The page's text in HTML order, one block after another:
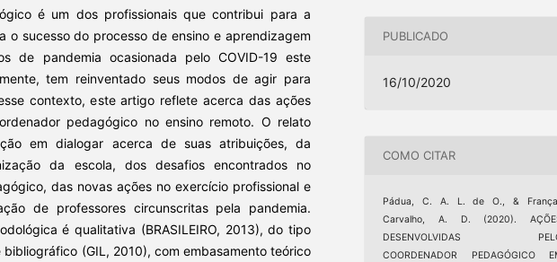
é um dos profissionais que contribui para a
o sucesso do processo de ensino e aprendizagem
de pandemia ocasionada pelo COVID-19 este
tem reinventado seus modos de agir para
contexto, este artigo reflete acerca das ações
pedagógico no ensino remoto. O relato
em dialogar acerca de suas atribuições, da
da escola, dos desafios encontrados no
das novas ações no exercício profissional e
de professores circunscritas pela pandemia.
é qualitativa (BRASILEIRO, 2013), do tipo
(GIL, 2010), com embasamento teórico
PUBLICADO
16/10/2020
COMO CITAR
Pádua, C. A. L. de O., &
Carvalho, A. D. (2020).
DESENVOLVIDAS
COORDENADOR PEDAGÓGICO